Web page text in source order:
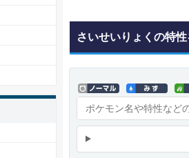
さいせいりょくの特